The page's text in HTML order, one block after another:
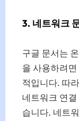
3. 네트워크
구글 문서는
을 사용하려
적입니다. 따
네트워크 연
습니다. 네트